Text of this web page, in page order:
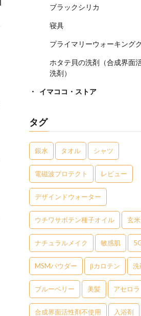
ブラックシリカ
寝具
プライマリーウォーキング
ホタテ貝の洗剤（合成界面
洗剤）
イマココ・ストア
タグ
銀水 タオル シャツ
電磁波プロテクト レビュー
デザインドウォーター
ウチワサボテン種子オイル 玄
ナチュラルメイク 敏感肌
MSMパウダー βカロテン 洗
ブルーベリー 美髪 アセロラ
合成界面活性剤不使用 入浴剤